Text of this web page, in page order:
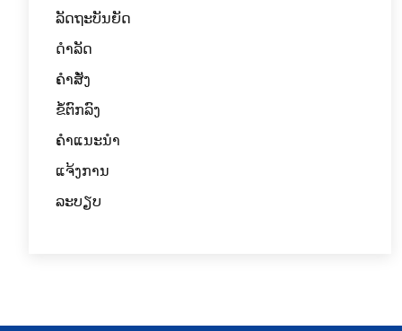
ລັດຖະບັນຍັດ
ດໍາລັດ
ຄຳສັ່ງ
ຂໍ້ຕົກລົງ
ຄໍາແນະນໍາ
ແຈ້ງການ
ລະບຽບ